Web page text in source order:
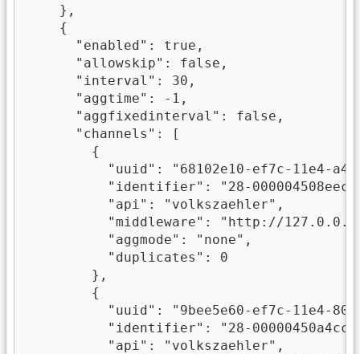
    },
    {
      "enabled": true,
      "allowskip": false,
      "interval": 30,
      "aggtime": -1,
      "aggfixedinterval": false,
      "channels": [
        {
"uuid": "68102e10-ef7c-11e4-
"identifier": "28-
          "api": "volkszaehler",
"middleware": "http://
          "aggmode": "none",
          "duplicates": 0
        },
        {
"uuid": "9bee5e60-ef7c-11e4-
"identifier": "28-
          "api": "volkszaehler",